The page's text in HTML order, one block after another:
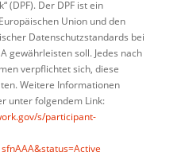
(DPF). Der DPF ist ein
Union und den
Datenschutzstandards bei
gewährleisten soll. Jedes nach
verpflichtet sich, diese
Weitere Informationen
unter folgendem Link:
s/participant-